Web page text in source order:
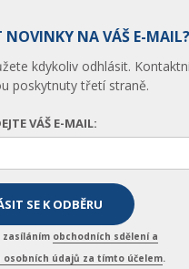
NOVINKY NA VÁŠ E-MAIL?
kdykoliv odhlásit.
poskytnuty třetí straně.
VÁŠ E-MAIL:
zasíláním obchodních sdělení a
osobních údajů za tímto účelem.